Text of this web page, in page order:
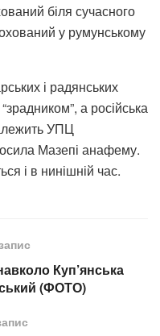
біля сучасного
у румунському
і радянських
а російська
УПЦ
Мазепі анафему.
і в нинішній час.
Куп’янська
(ФОТО)